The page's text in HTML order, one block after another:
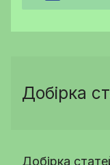
Добірка
Добірка